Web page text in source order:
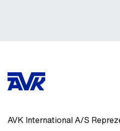
AVK International A/S